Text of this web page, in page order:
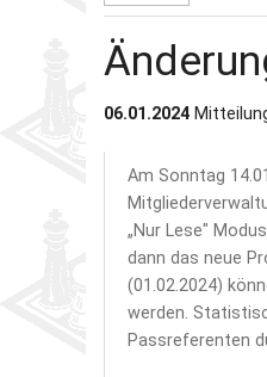
06.01.2024
Am Sonntag
„Nur Lese"
dann das neue
(01.02.2024)
werden.
Passreferenten